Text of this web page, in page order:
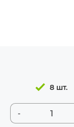
-
8 шт.